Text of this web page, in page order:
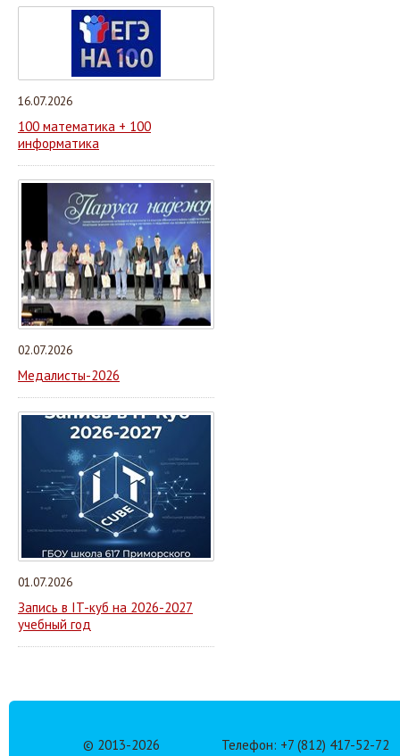
16.07.2026
100 математика + 100
информатика
02.07.2026
Медалисты-2026
01.07.2026
Запись в IT-куб на 2026-2027
учебный год
© 2013-2026 Телефон: +7 (812) 417-52-72